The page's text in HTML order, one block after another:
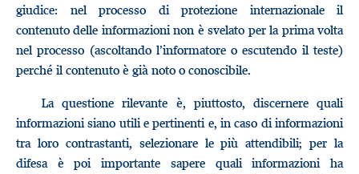
giudice: nel processo di protezione internazionale il
contenuto delle informazioni non è svelato per la prima volta
nel processo (ascoltando l’informatore o escutendo il teste)
perché il contenuto è già noto o conoscibile.
La questione rilevante è, piuttosto, discernere quali
informazioni siano utili e pertinenti e, in caso di informazioni
tra loro contrastanti, selezionare le più attendibili; per la
difesa è poi importante sapere quali informazioni ha